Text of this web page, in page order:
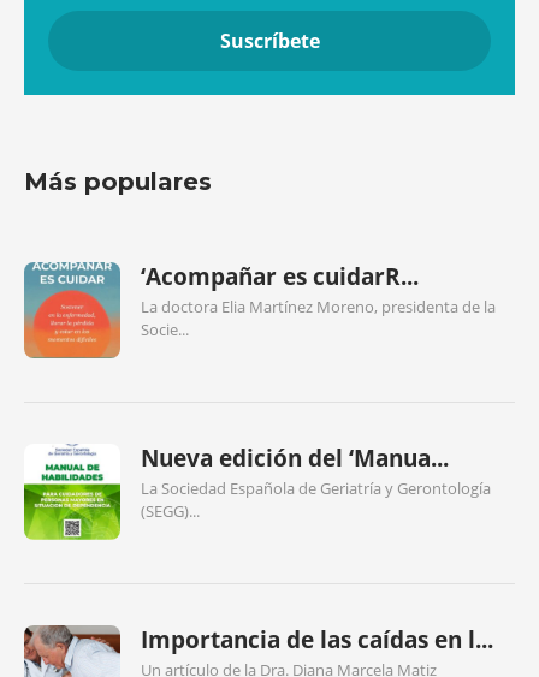
Más populares
‘Acompañar es cuidarR...
La doctora Elia Martínez Moreno, presidenta de la
Socie...
Nueva edición del ‘Manua...
La Sociedad Española de Geriatría y Gerontología
(SEGG)...
Importancia de las caídas en l...
Un artículo de la Dra. Diana Marcela Matiz